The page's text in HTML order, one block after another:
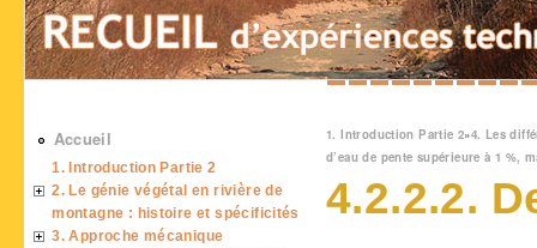
Vous êtes ici
1. Introduction Partie 2»4. Les
d’eau de pente supérieure à 1 %,
4.2.2.2.
Accueil
1. Introduction Partie 2
2. Le génie végétal en rivière de
montagne : histoire et spécificités
3. Approche mécanique